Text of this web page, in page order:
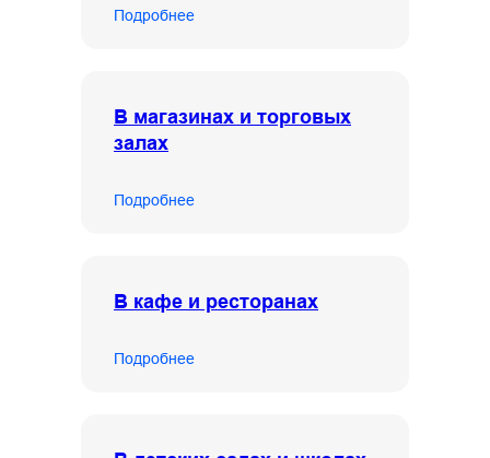
Подробнее
В магазинах и торговых
залах
Подробнее
В кафе и ресторанах
Подробнее